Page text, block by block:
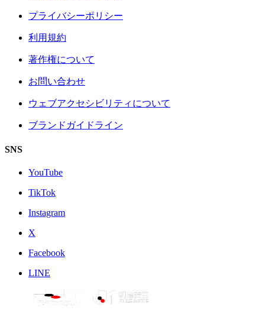
プライバシーポリシー
利用規約
著作権について
お問い合わせ
ウェブアクセシビリティについて
ブランドガイドライン
SNS
YouTube
TikTok
Instagram
X
Facebook
LINE